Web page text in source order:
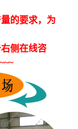
的要求，为
侧在线咨